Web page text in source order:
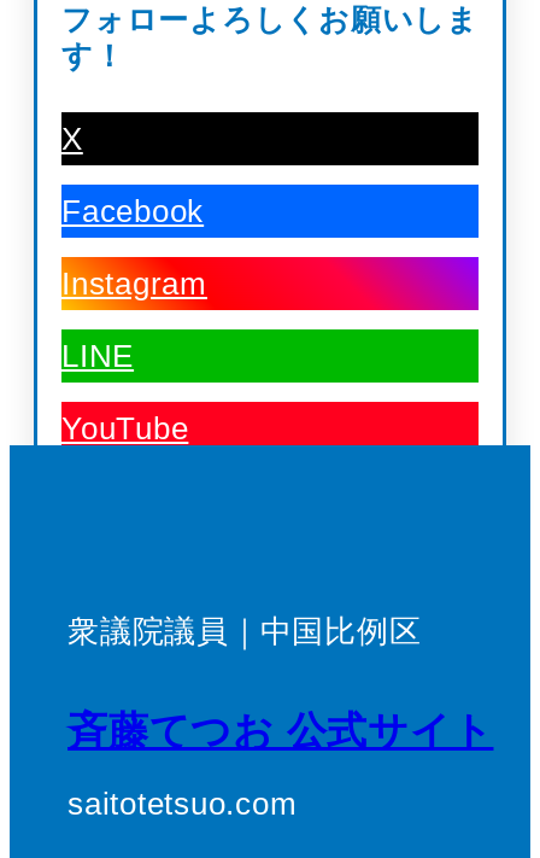
フォローよろしくお願いしま
す！
X
Facebook
Instagram
LINE
YouTube
衆議院議員｜中国比例区
斉藤てつお 公式サイト
saitotetsuo.com